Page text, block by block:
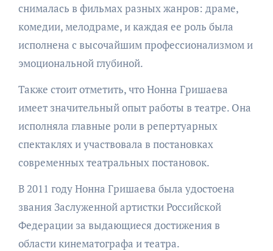
снималась в фильмах разных жанров: драме,
комедии, мелодраме, и каждая ее роль была
исполнена с высочайшим профессионализмом и
эмоциональной глубиной.
Также стоит отметить, что Нонна Гришаева
имеет значительный опыт работы в театре. Она
исполняла главные роли в репертуарных
спектаклях и участвовала в постановках
современных театральных постановок.
В 2011 году Нонна Гришаева была удостоена
звания Заслуженной артистки Российской
Федерации за выдающиеся достижения в
области кинематографа и театра.